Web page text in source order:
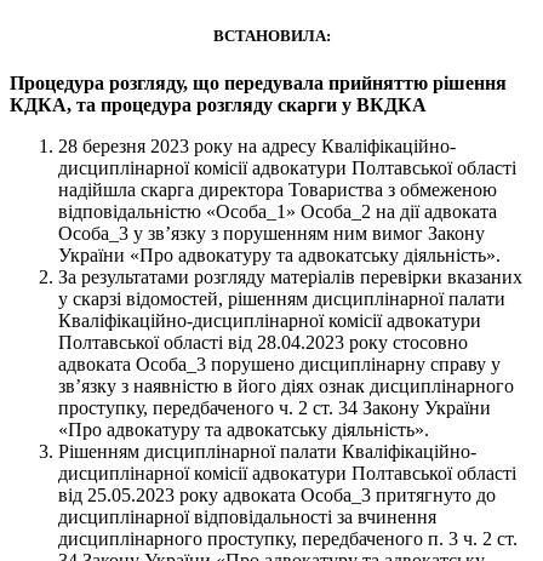
ВСТАНОВИЛА:
Процедура розгляду, що передувала прийняттю рішення
КДКА, та процедура розгляду скарги у ВКДКА
28 березня 2023 року на адресу Кваліфікаційно-
дисциплінарної комісії адвокатури Полтавської області
надійшла скарга директора Товариства з обмеженою
відповідальністю «Особа_1» Особа_2 на дії адвоката
Особа_3 у зв’язку з порушенням ним вимог Закону
України «Про адвокатуру та адвокатську діяльність».
За результатами розгляду матеріалів перевірки вказаних
у скарзі відомостей, рішенням дисциплінарної палати
Кваліфікаційно-дисциплінарної комісії адвокатури
Полтавської області від 28.04.2023 року стосовно
адвоката Особа_3 порушено дисциплінарну справу у
зв’язку з наявністю в його діях ознак дисциплінарного
проступку, передбаченого ч. 2 ст. 34 Закону України
«Про адвокатуру та адвокатську діяльність».
Рішенням дисциплінарної палати Кваліфікаційно-
дисциплінарної комісії адвокатури Полтавської області
від 25.05.2023 року адвоката Особа_3 притягнуто до
дисциплінарної відповідальності за вчинення
дисциплінарного проступку, передбаченого п. 3 ч. 2 ст.